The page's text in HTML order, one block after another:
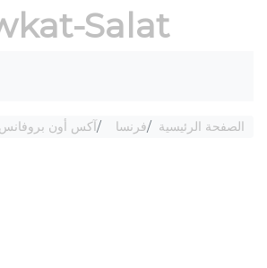
Salat
الصفحة الرئيسية فرنسا آكس أون بروفانس